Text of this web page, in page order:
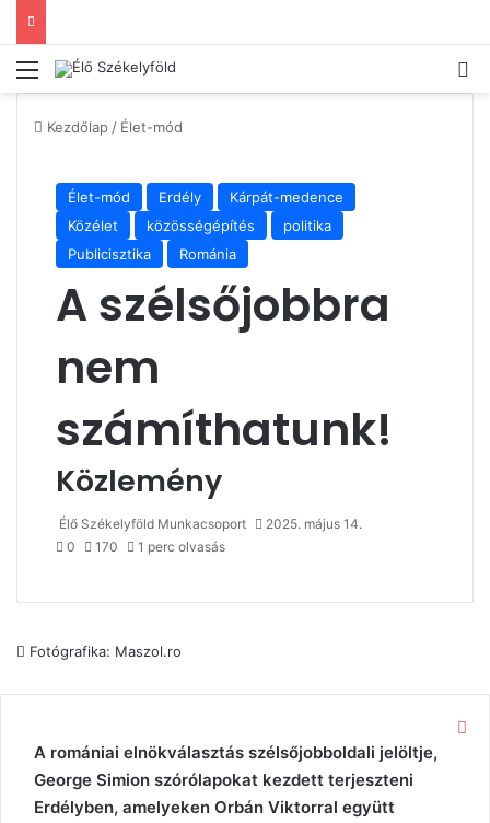
Menü
Kezdőlap / Élet-mód
Élet-mód Erdély
Kárpát-medence
Közélet
közösségépítés
politika
Publicisztika
Románia
A szélsőjobbra
nem
számíthatunk!
Közlemény
Élő Székelyföld Munkacsoport
2025. május 14.
0
170 1 perc olvasás
Fotógrafika: Maszol.ro
A romániai elnökválasztás szélsőjobboldali jelöltje,
George Simion szórólapokat kezdett terjeszteni
Erdélyben, amelyeken Orbán Viktorral együtt